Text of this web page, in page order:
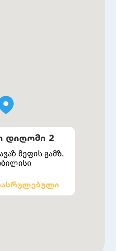
დიღომი 2
მეფის გამზ.